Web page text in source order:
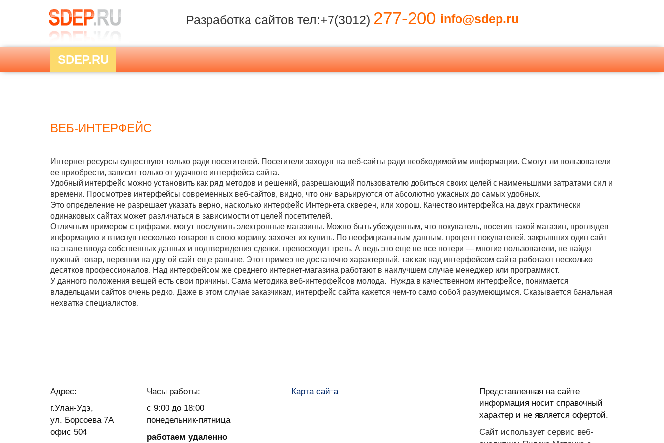
Разработка сайтов тел:+7(3012) 277-200info@sdep.ru
SDEP.RU
ВЕБ-ИНТЕРФЕЙС
Интернет ресурсы существуют только ради посетителей. Посетители заходят на веб-сайты ради необходимой им информации. Смогут ли пользователи
ее приобрести, зависит только от удачного интерфейса сайта.
Удобный интерфейс можно установить как ряд методов и решений, разрешающий пользователю добиться своих целей с наименьшими затратами сил и
времени. Просмотрев интерфейсы современных веб-сайтов, видно, что они варьируются от абсолютно ужасных до самых удобных.
Это определение не разрешает указать верно, насколько интерфейс Интернета скверен, или хорош. Качество интерфейса на двух практически
одинаковых сайтах может различаться в зависимости от целей посетителей.
Отличным примером с цифрами, могут послужить электронные магазины. Можно быть убежденным, что покупатель, посетив такой магазин, проглядев
информацию и втиснув несколько товаров в свою корзину, захочет их купить. По неофициальным данным, процент покупателей, закрывших один сайт
на этапе ввода собственных данных и подтверждения сделки, превосходит треть. А ведь это еще не все потери — многие пользователи, не найдя
нужный товар, перешли на другой сайт еще раньше. Этот пример не достаточно характерный, так как над интерфейсом сайта работают несколько
десятков профессионалов. Над интерфейсом же среднего интернет-магазина работают в наилучшем случае менеджер или программист.
У данного положения вещей есть свои причины. Сама методика веб-интерфейсов молода. Нужда в качественном интерфейсе, понимается
владельцами сайтов очень редко. Даже в этом случае заказчикам, интерфейс сайта кажется чем-то само собой разумеющимся. Сказывается банальная
нехватка специалистов.
Адрес:
г.Улан-Удэ,
ул. Борсоева 7А
офис 504
Часы работы:
с 9:00 до 18:00
понедельник-пятница
работаем удаленно
Карта сайта
Представленная на сайте
информация носит справочный
характер и не является офертой.
Сайт использует сервис веб-